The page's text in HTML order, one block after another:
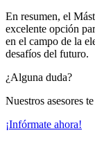
En resumen, el
excelente opción
en el campo de la
desafíos del futuro.
¿Alguna duda?
Nuestros asesores
¡Infórmate ahora!